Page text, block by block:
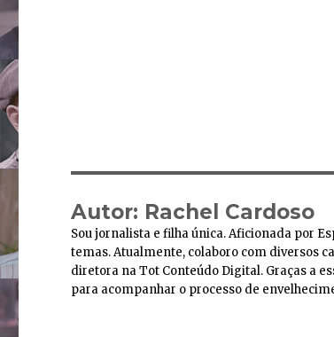
Autor: Rachel Cardoso
Sou jornalista e filha única. Aficionada por
temas. Atualmente, colaboro com diversos
diretora na Tot Conteúdo Digital. Graças a
para acompanhar o processo de